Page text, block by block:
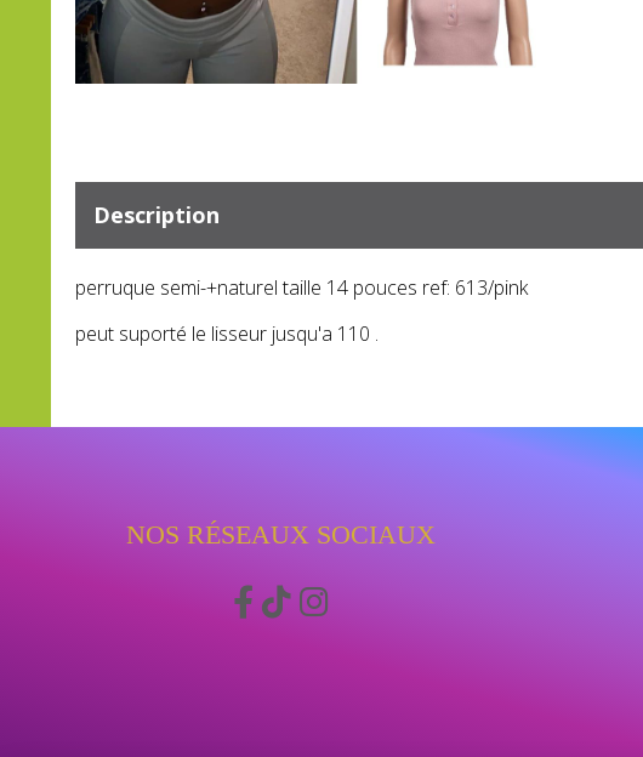
Description
perruque semi-+naturel taille 14 pouces ref: 613/pink
peut suporté le lisseur jusqu'a 110 .
NOS RÉSEAUX SOCIAUX
  